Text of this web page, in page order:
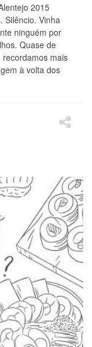
2015
Silêncio. Vinha
ninguém por
Quase de
mais
à volta dos